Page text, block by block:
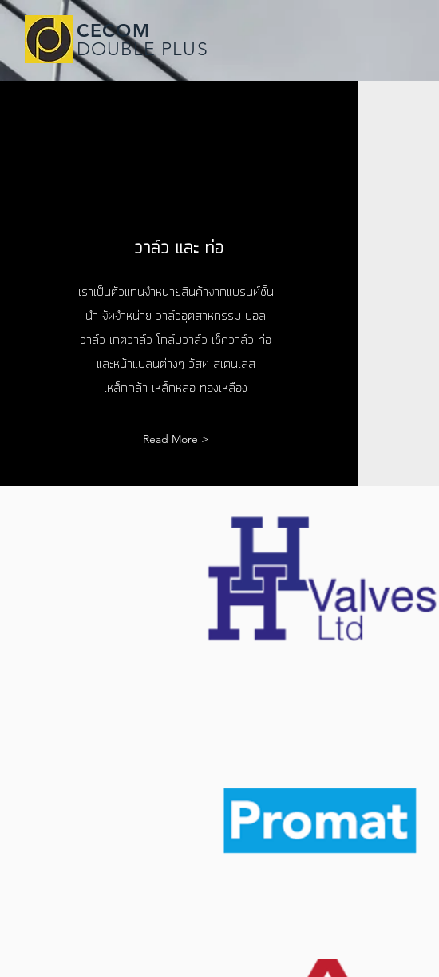
CECOM
DOUBLE PLUS
วาล์ว และ ท่อ
เราเป็นตัวแทนจำหน่ายสินค้าจากแบรนด์ชั้น
นำ จัดจำหน่าย วาล์วอุตสาหกรรม บอล
วาล์ว เกตวาล์ว โกล์บวาล์ว เช็ควาล์ว ท่อ
และหน้าแปลนต่างๆ วัสดุ สเตนเลส
เหล็กกล้า เหล็กหล่อ ทองเหลือง
Read More >